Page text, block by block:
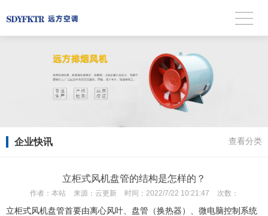
企业快讯 查看分类
立柜式风机盘管的结构是怎样的？
作者： 本站 来源： 云更新 时间： 2022/7/22 10:21:47 次数：
立柜式风机盘管首要由离心风叶、盘管（换热器）、微电脑控制系统